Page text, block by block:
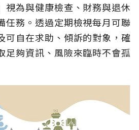
視為與健康檢查、財務與退休
任務。透過定期檢視每月可聯
可自在求助、傾訴的對象，確
足夠資訊、風險來臨時不會孤